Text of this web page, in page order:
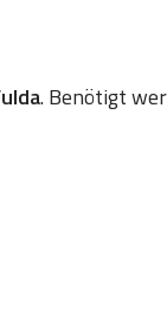
. Benötigt